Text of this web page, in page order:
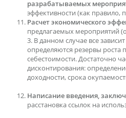
разрабатываемых
эффективности (как правило,
Расчет экономического
предлагаемых мероприятий
3. В данном случае все
определяются резервы роста
себестоимости. Достаточно
дисконтирования:
доходности, срока
Написание введения,
расстановка ссылок на